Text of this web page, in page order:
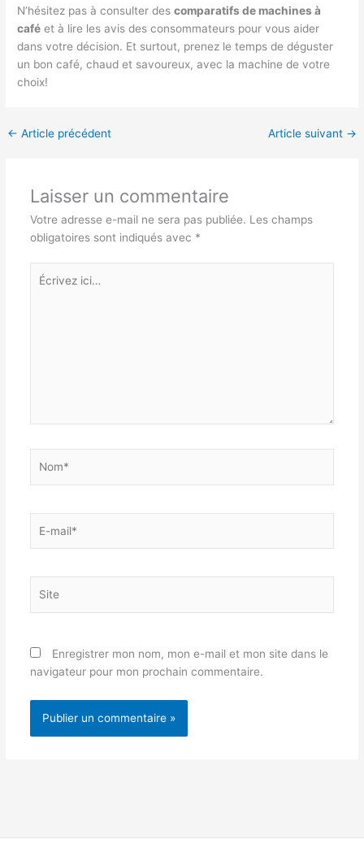
N’hésitez pas à consulter descomparatifs de machines à
café et à lire les avis des consommateurs pour vous aider
dans votre décision. Et surtout, prenez le temps de déguster
un bon café, chaud et savoureux, avec la machine de votre
choix!
← Article précédent Article suivant →
Laisser un commentaire
Votre adresse e-mail ne sera pas publiée. Les champs
obligatoires sont indiqués avec *
Écrivez
ici…
mail*
Enregistrer mon nom, mon e-mail et mon site dans le
navigateur pour mon prochain commentaire.